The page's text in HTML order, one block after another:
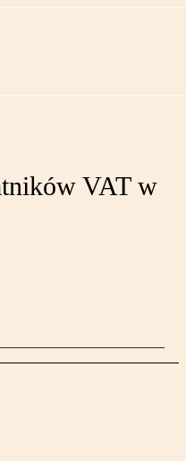
VAT w